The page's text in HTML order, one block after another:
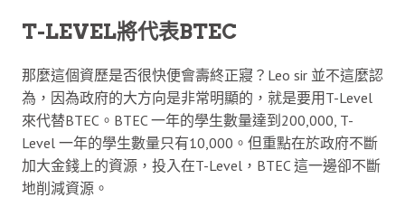
T-LEVEL將代表BTEC
那麼這個資歷是否很快便會壽終正寢？Leo sir 並不這麼認
為，因為政府的大方向是非常明顯的，就是要用T-Level
來代替BTEC。BTEC 一年的學生數量達到200,000, T-
Level 一年的學生數量只有10,000。但重點在於政府不斷
加大金錢上的資源，投入在T-Level，BTEC 這一邊卻不斷
地削減資源。